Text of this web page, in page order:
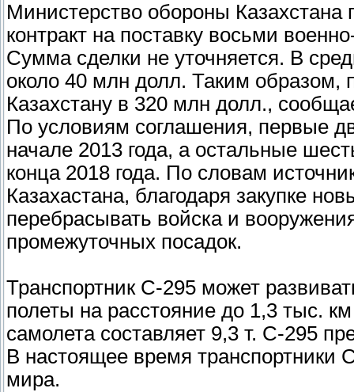
Министерство обороны
контракт на поставку восьми
Сумма сделки не уточняется. В
около 40 млн долл. Таким образом,
Казахстану в 320 млн долл.,
По условиям соглашения, первые
начале 2013 года, а остальные
конца 2018 года. По словам
Казахастана, благодаря закупке
перебрасывать войска и
промежуточных посадок.
Транспортник C-295 может
полеты на расстояние до 1,3 тыс.
самолета составляет 9,3 т. C-295
В настоящее время транспортники
мира.